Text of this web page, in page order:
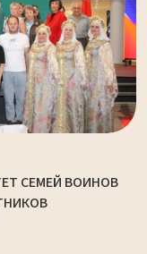
СЕМЕЙ ВОИНОВ